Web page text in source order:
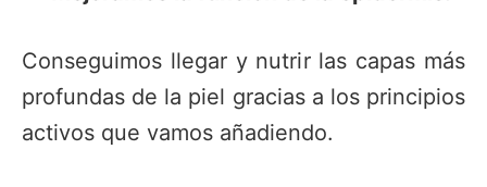
Conseguimos llegar y nutrir las capas más
profundas de la piel gracias a los principios
activos que vamos añadiendo.